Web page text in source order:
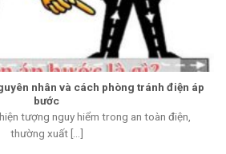
nhân và cách phòng tránh điện áp
bước
tượng nguy hiểm trong an toàn điện,
thường xuất [...]